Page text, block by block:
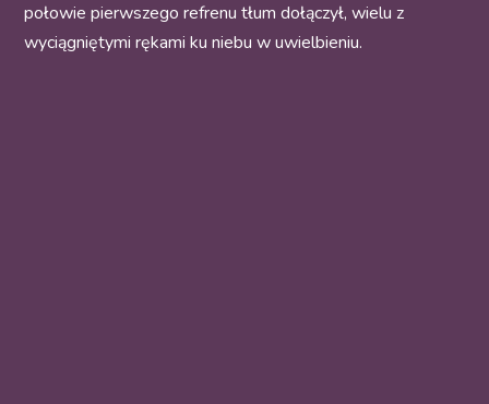
połowie pierwszego refrenu tłum dołączył, wielu z
wyciągniętymi rękami ku niebu w uwielbieniu.